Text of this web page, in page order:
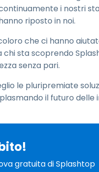
i nostri
riposto in noi.
che ci hanno
chi sta scoprendo
senza pari.
le pluripremiate
il futuro delle
gratuita di Splashtop